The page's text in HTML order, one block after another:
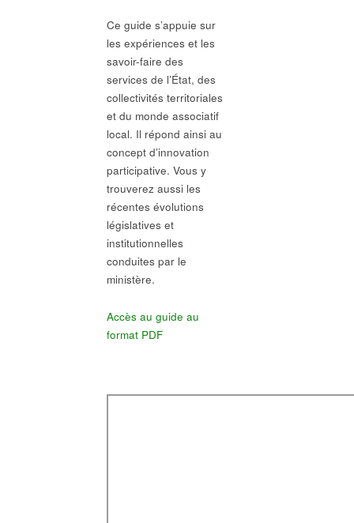
Ce guide s’appuie sur
les expériences et les
savoir-faire des
services de l’État, des
collectivités territoriales
et du monde associatif
local. Il répond ainsi au
concept d’innovation
participative. Vous y
trouverez aussi les
récentes évolutions
législatives et
institutionnelles
conduites par le
ministère.
Accès au guide au
format PDF